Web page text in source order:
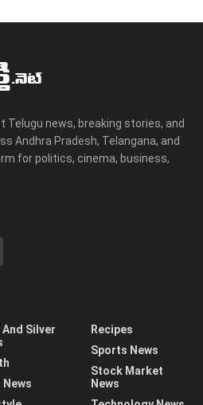
news, breaking stories, and
Andhra Pradesh, Telangana, and
for politics, cinema, business,
And Silver
News
Recipes
Sports News
Stock Market
News